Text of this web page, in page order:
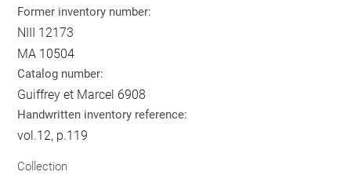
Former inventory number:
NIII 12173
MA 10504
Catalog number:
Guiffrey et Marcel 6908
Handwritten inventory reference:
vol.12, p.119
Collection